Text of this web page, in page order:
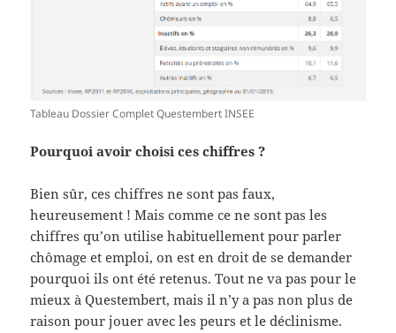
Tableau Dossier Complet Questembert INSEE
Pourquoi avoir choisi ces chiffres ?
Bien sûr, ces chiffres ne sont pas faux,
heureusement ! Mais comme ce ne sont pas les
chiffres qu’on utilise habituellement pour parler
chômage et emploi, on est en droit de se demander
pourquoi ils ont été retenus. Tout ne va pas pour le
mieux à Questembert, mais il n’y a pas non plus de
raison pour jouer avec les peurs et le déclinisme.